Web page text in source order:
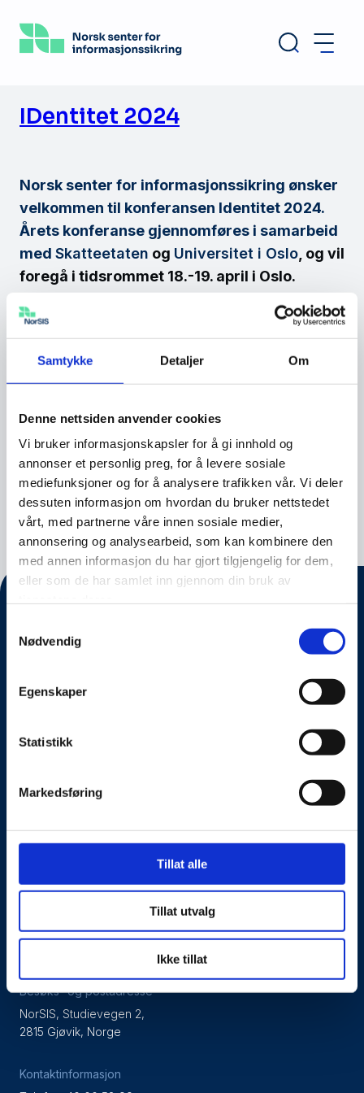
Samtykke Detaljer Om
Denne nettsiden anvender cookies
Vi bruker informasjonskapsler for å gi innhold og
annonser et personlig preg, for å levere sosiale
mediefunksjoner og for å analysere trafikken vår. Vi deler
dessuten informasjon om hvordan du bruker nettstedet
vårt, med partnerne våre innen sosiale medier,
annonsering og analysearbeid, som kan kombinere den
med annen informasjon du har gjort tilgjengelig for dem,
eller som de har samlet inn gjennom din bruk av
Nødvendig
Egenskaper
Statistikk
Markedsføring
Tillat alle
Tillat utvalg
Ikke tillat
hovedinnhold
IDentitet 2024
Norsk senter for informasjonssikring ønsker
velkommen til konferansen Identitet 2024.
Årets konferanse gjennomføres i samarbeid
med Skatteetaten og Universitet i Oslo, og vil
foregå i tidsrommet 18.-19. april i Oslo.
Se vår
for program og mer
informasjon.
25.08.2023
IDentitet 2023
27.01.2023
Kontakt oss
Presseside
Tilgjengelighetserklæring
Personvernerklæring
Besøks- og postadresse
NorSIS, Studievegen 2,
2815 Gjøvik, Norge
Kontaktinformasjon